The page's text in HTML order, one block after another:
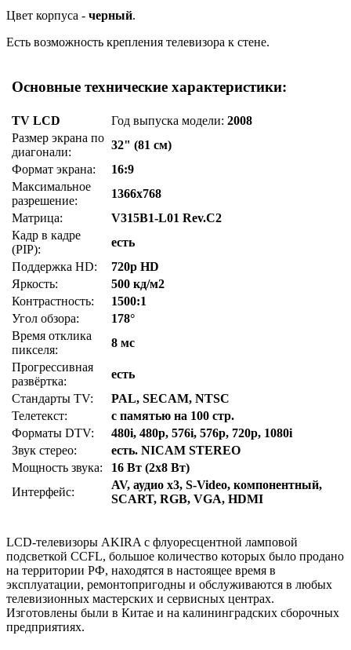
Цвет корпуса - черный.
Есть возможность крепления телевизора к стене.
Основные технические характеристики:
TV LCD Год выпуска модели:2008
Размер экрана по
диагонали:
32" (81 см)
Формат экрана:
16:9
Максимальное
разрешение:
1366x768
Матрица:
V315B1-L01 Rev.C2
Кадр в кадре
(PIP):
есть
Поддержка HD:
720p HD
Яркость:
500 кд/м2
Контрастность:
1500:1
Угол обзора:
178°
Время отклика
пикселя:
8 мс
Прогрессивная
развёртка:
есть
Стандарты TV:
PAL, SECAM, NTSC
Телетекст:
с памятью на 100 стр.
Форматы DTV:
480i, 480p, 576i, 576p, 720p, 1080i
Звук стерео:
есть. NICAM STEREO
Мощность звука:
16 Вт (2х8 Вт)
Интерфейс:
AV, аудио x3, S-Video, компонентный,
SCART, RGB, VGA, HDMI
LCD-телевизоры AKIRA с флуоресцентной ламповой
подсветкой CCFL, большое количество которых было продано
на территории РФ, находятся в настоящее время в
эксплуатации, ремонтопригодны и обслуживаются в любых
телевизионных мастерских и сервисных центрах.
Изготовлены были в Китае и на калининградских сборочных
предприятиях.